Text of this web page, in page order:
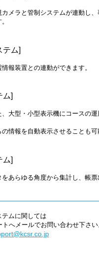
メラと管制システムが連動し
テム]
報装置との連動ができます。
ム]
大型・小型表示機にコースの運
情報を自動表示させることも可
ム]
あらゆる角度から集計し、帳票
ムに関しては
へメールでお問い合わせ下さい